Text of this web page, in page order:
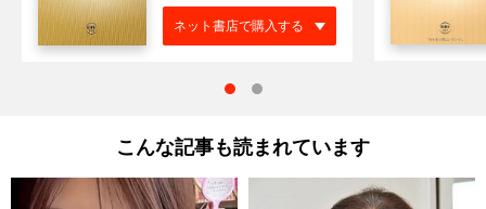
ネット書店で購入する
こんな記事も読まれています